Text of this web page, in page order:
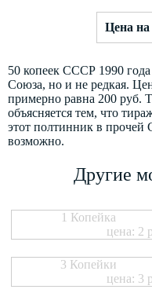
Цена на
50 копеек СССР 1990 года
Союза, но и не редкая.
примерно равна 200 руб.
объясняется тем, что
этот полтинник в прочей
возможно.
Другие
1 Копейка
цена: 2
3 Копейки
цена: 3